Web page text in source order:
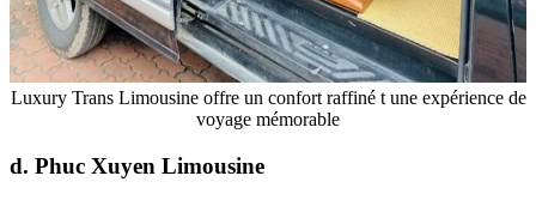
Luxury Trans Limousine offre un confort raffiné t une expérience de
voyage mémorable
d. Phuc Xuyen Limousine